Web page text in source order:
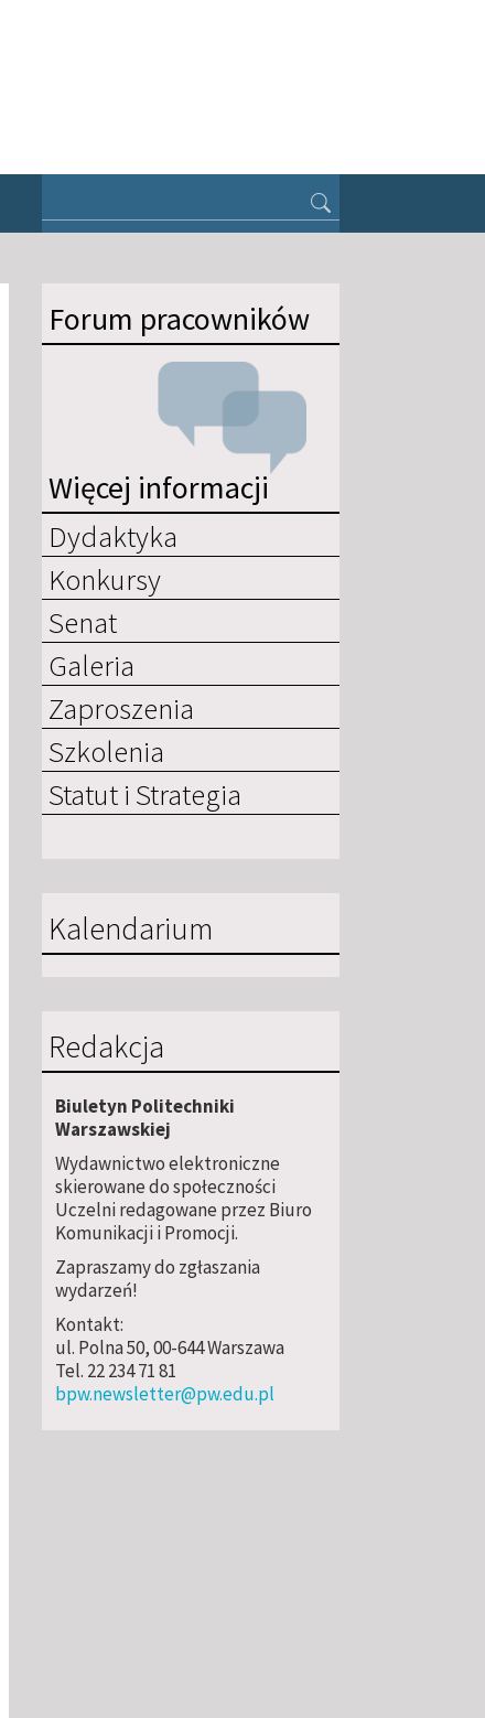
Forum pracowników
Więcej informacji
Dydaktyka
Konkursy
Senat
Galeria
Zaproszenia
Szkolenia
Statut i Strategia
Kalendarium
Redakcja
Biuletyn Politechniki
Warszawskiej
Wydawnictwo elektroniczne
skierowane do społeczności
Uczelni redagowane przez Biuro
Komunikacji i Promocji.
Zapraszamy do zgłaszania
wydarzeń!
Kontakt:
ul. Polna 50, 00-644 Warszawa
Tel. 22 234 71 81
bpw.newsletter@pw.edu.pl